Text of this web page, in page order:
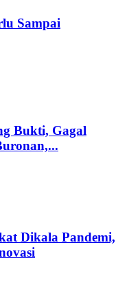
Sampai
Bukti, Gagal
Dikala Pandemi,